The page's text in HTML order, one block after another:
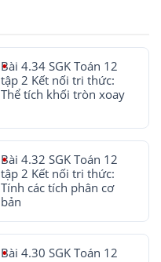
Bài 4.34 SGK Toán 12
tập 2 Kết nối tri thức:
Thể tích khối tròn xoay
Bài 4.32 SGK Toán 12
tập 2 Kết nối tri thức:
Tính các tích phân cơ
bản
Bài 4.30 SGK Toán 12